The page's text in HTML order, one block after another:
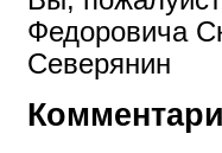
Федоровича
Северянин